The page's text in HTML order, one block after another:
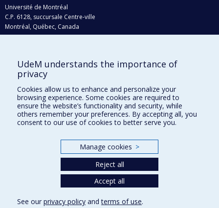
Université de Montréal
C.P. 6128, succursale Centre-ville
Montréal, Québec, Canada
H3C 3J7
Qui fait quoi?
Nous trouver
Plan du site
Accessibilité
UdeM understands the importance of
privacy
Cookies allow us to enhance and personalize your
browsing experience. Some cookies are required to
ensure the website’s functionality and security, while
others remember your preferences. By accepting all, you
consent to our use of cookies to better serve you.
Manage cookies >
Reject all
Accept all
See our privacy policy andterms of use.